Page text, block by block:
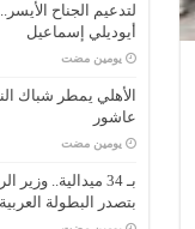
لتدعيم الجناح
أيوديلي إسماعيل
‏يومين مضت
الأهلي يمطر شباك
عاشور
‏يومين مضت
بـ 34 ميدالية..
بتصدر البطولة العربية